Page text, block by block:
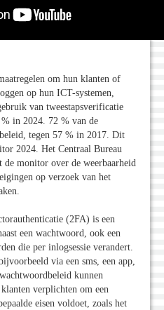
om hun klanten of
op hun ICT-systemen,
van tweestapsverificatie
in 2024. 72 % van de
tegen 57 % in 2017. Dit
2024. Het Centraal Bureau
de monitor over de weerbaarheid
op verzoek van het
(2FA) is een
een wachtwoord, ook een
die per inlogsessie verandert.
via een sms, een app,
kunnen
verplichten om een
eisen voldoet, zoals het